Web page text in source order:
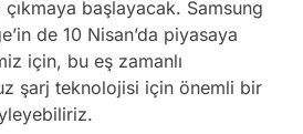
çıkmaya başlayacak. Samsung
de 10 Nisan’da piyasaya
için, bu eş zamanlı
şarj teknolojisi için önemli bir